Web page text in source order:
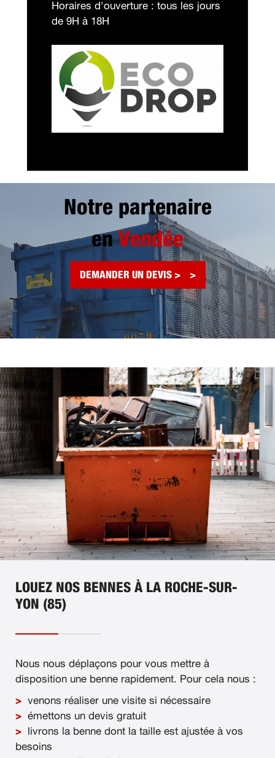
Horaires d'ouverture : tous les jours
de 9H à 18H
Notre partenaire
enVendée
DEMANDER UN DEVIS >
LOUEZ NOS BENNES À LA ROCHE-SUR-
YON (85)
Nous nous déplaçons pour vous mettre à
disposition une benne rapidement. Pour cela nous :
venons réaliser une visite si nécessaire
émettons un devis gratuit
livrons la benne dont la taille est ajustée à vos
besoins